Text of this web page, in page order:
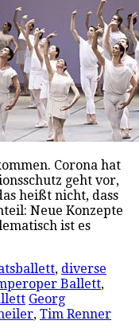
Corona hat
geht vor,
heißt nicht, dass
Neue Konzepte
ist es
, diverse
Ballett,
Georg
, Tim Renner